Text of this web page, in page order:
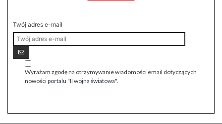
Twój adres e-mail
Wyrażam zgodę na otrzymywanie wiadomości email dotyczących
nowości portalu "II wojna światowa".